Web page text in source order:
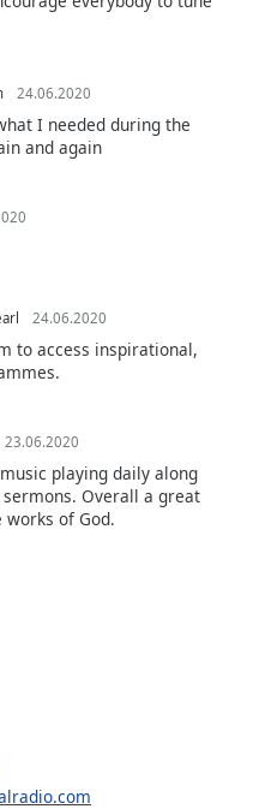
24.06.2020
I needed during the
and again
24.06.2020
to access inspirational,
23.06.2020
playing daily along
Overall a great
works of God.